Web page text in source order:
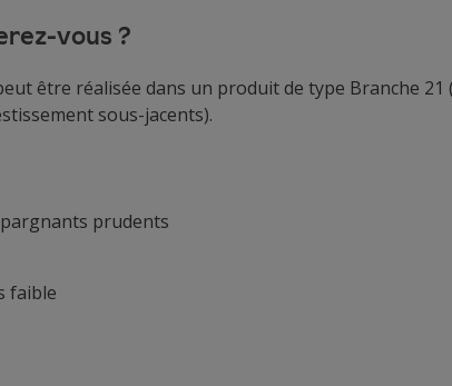
vous ?
être réalisée dans un produit de type Branche
sous-jacents).
prudents
faible